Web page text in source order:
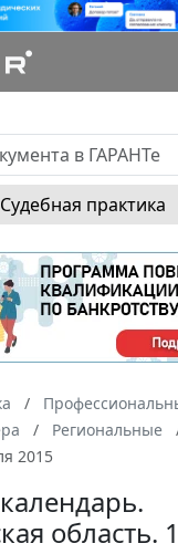
Судебная практика
Региональные
2015
область.